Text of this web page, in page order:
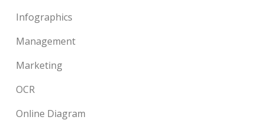
Infographics
Management
Marketing
OCR
Online Diagram